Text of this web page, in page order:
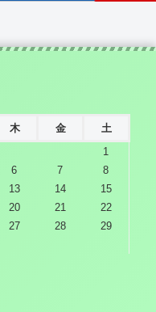
木 金
土
1
6 7
8
13 14
15
20 21
22
27 28
29